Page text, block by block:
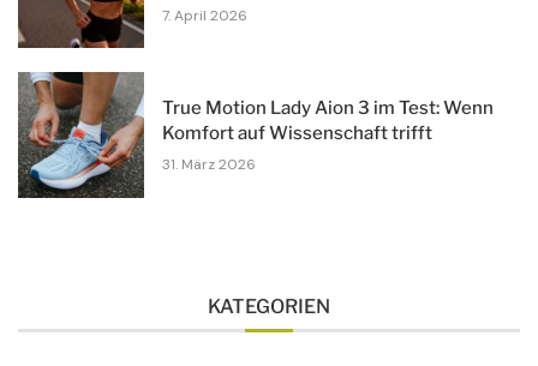
7. April 2026
True Motion Lady Aion 3 im Test: Wenn
Komfort auf Wissenschaft trifft
31. März 2026
KATEGORIEN